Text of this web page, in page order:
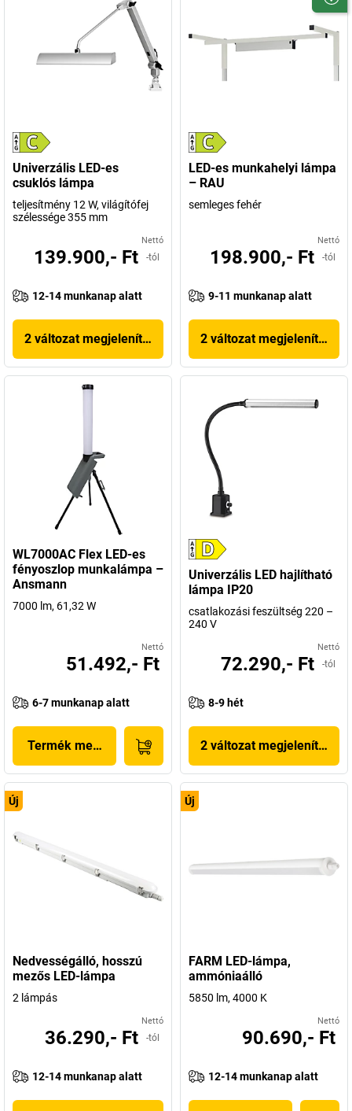
Univerzális LED-es
csuklós lámpa
teljesítmény 12 W, világítófej
szélessége 355 mm
Nettó
139.900,- Ft -tól
12-14 munkanap alatt
2 változat megjelenítése
LED-es munkahelyi lámpa
– RAU
semleges fehér
Nettó
198.900,- Ft -tól
9-11 munkanap alatt
2 változat megjelenítése
WL7000AC Flex LED-es
fényoszlop munkalámpa –
Ansmann
7000 lm, 61,32 W
Nettó
51.492,- Ft
6-7 munkanap alatt
Termék megjelenítése
Univerzális LED hajlítható
lámpa IP20
csatlakozási feszültség 220 –
240 V
Nettó
72.290,- Ft -tól
8-9 hét
2 változat megjelenítése
Új
Nedvességálló, hosszú
mezős LED-lámpa
2 lámpás
Nettó
36.290,- Ft -tól
12-14 munkanap alatt
Új
FARM LED-lámpa,
ammóniaálló
5850 lm, 4000 K
Nettó
90.690,- Ft
12-14 munkanap alatt